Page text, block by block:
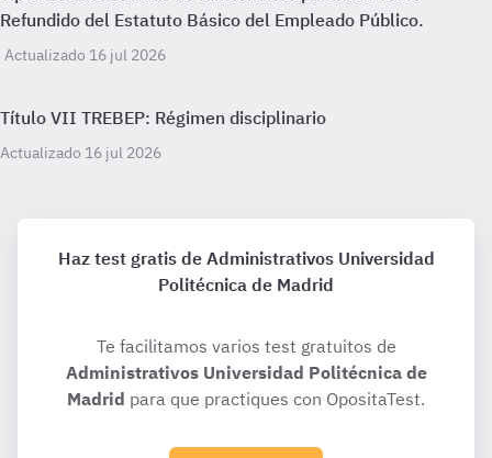
Refundido del Estatuto Básico del Empleado Público.
Actualizado 16 jul 2026
Título VII TREBEP: Régimen disciplinario
Actualizado 16 jul 2026
Haz test gratis de Administrativos Universidad
Politécnica de Madrid
Te facilitamos varios test gratuitos de
Administrativos Universidad Politécnica de
Madrid para que practiques con OpositaTest.